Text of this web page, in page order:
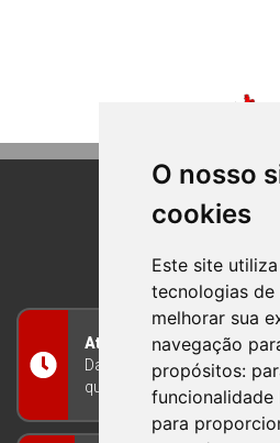
O nosso
cookies
Este site
tecnologias de
melhorar sua
navegação
propósitos:
para
BOM
RIO GRANDE
Atendimento
Das 8h às 12h e das 13h às
quinta-feira, e nas sextas-